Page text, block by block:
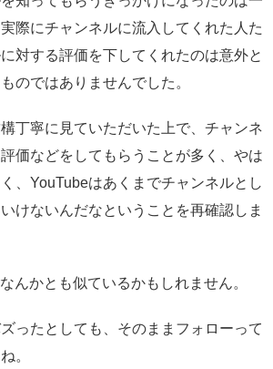
際にチャンネルに流入してくれた人た
対する評価を下してくれたのは意外と
のではありませんでした。
丁寧に見ていただいた上で、チャンネ
価などをしてもらうことが多く、やは
、YouTubeはあくまでチャンネルとし
けないんだなということを再確認しま
んかとも似ているかもしれません。
ったとしても、そのままフォローって
。